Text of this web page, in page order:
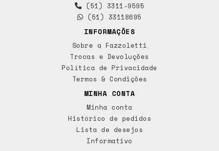
(51) 3311-9595
(51) 33118695
INFORMAÇÕES
Sobre a Fazzoletti
Trocas e Devoluções
Política de Privacidade
Termos & Condições
MINHA CONTA
Minha conta
Histórico de pedidos
Lista de desejos
Informativo